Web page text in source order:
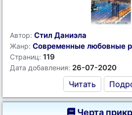
Автор: Стил Даниэла
Жанр: Современные любовные
Страниц: 119
Дата добавления: 26-07-2020
Читать
Черта